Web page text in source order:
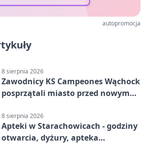
autopromocja
8 sierpnia 2026
Zawodnicy KS Campeones Wąchock
posprzątali miasto przed nowym
8 sierpnia 2026
Apteki w Starachowicach - godziny
otwarcia, dyżury, apteka